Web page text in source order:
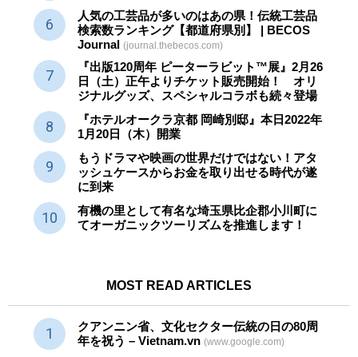
人気の工芸品が多いのはあの県！伝統工芸品
検索数ランキング【都道府県別】 | BECOS
Journal (journal.thebecos.com)
『出版120周年 ピーターラビット™展』2月26
日（土）正午よりチケット販売開始！ オリ
ジナルグッズ、スペシャルコラボも続々登場
『ホテルオークラ京都 岡崎別邸』本日2022年
1月20日（木）開業
もうドラマや映画の世界だけではない！アタ
ッシュケースからお金を取り出せる時代が遂
に到来
有機の里として有名な埼玉県比企郡小川町に
てオーガニックツーリズムを推進します！
MOST READ ARTICLES
クアンニン省、文化セクター伝統の日の80周
年を祝う – Vietnam.vn (www.google.com)